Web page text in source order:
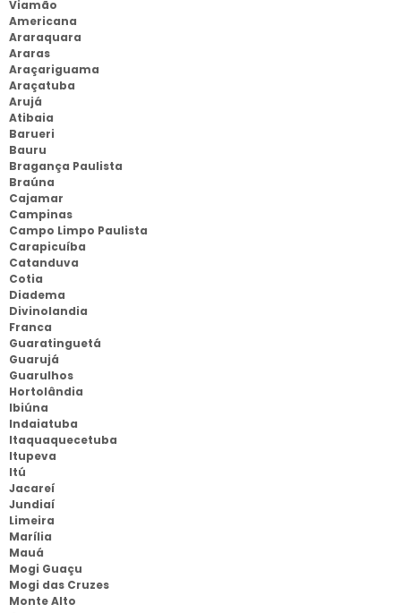
Viamão
Americana
Araraquara
Araras
Araçariguama
Araçatuba
Arujá
Atibaia
Barueri
Bauru
Bragança Paulista
Braúna
Cajamar
Campinas
Campo Limpo Paulista
Carapicuíba
Catanduva
Cotia
Diadema
Divinolandia
Franca
Guaratinguetá
Guarujá
Guarulhos
Hortolândia
Ibiúna
Indaiatuba
Itaquaquecetuba
Itupeva
Itú
Jacareí
Jundiaí
Limeira
Marília
Mauá
Mogi Guaçu
Mogi das Cruzes
Monte Alto